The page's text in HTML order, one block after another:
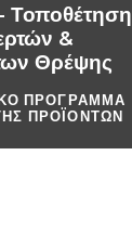
ΠΡΟΓΡΑΜΜΑ
ΠΡΟΪΟΝΤΩΝ
Τοποθέτηση
&
Θρέψης